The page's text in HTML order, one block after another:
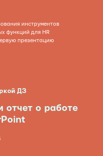
инструментов
функций для HR
презентацию
ДЗ
отчет о работе